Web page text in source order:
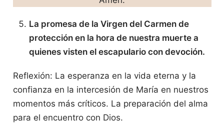
La promesa de la Virgen del Carmen de
protección en la hora de nuestra muerte a
quienes visten el escapulario con devoción.
Reflexión: La esperanza en la vida eterna y la
confianza en la intercesión de María en nuestros
momentos más críticos. La preparación del alma
para el encuentro con Dios.